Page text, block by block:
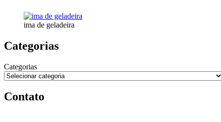
ima de geladeira
Categorias
Categorias
Contato